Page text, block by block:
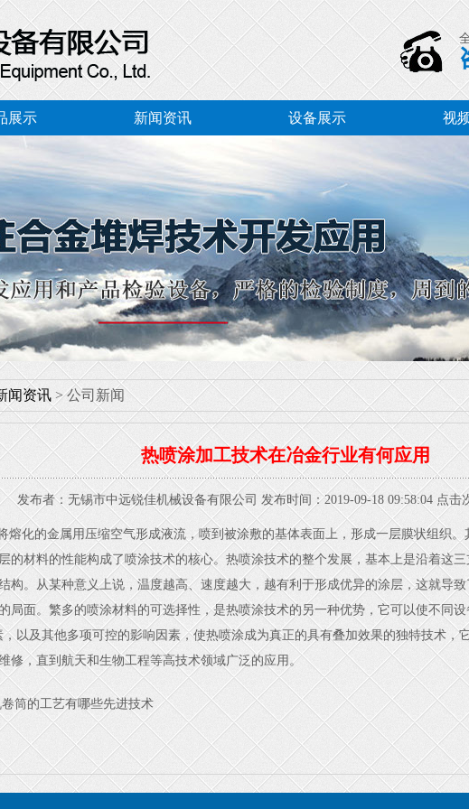
展示 新闻资讯 设备展示 视
闻资讯 >公司新闻
热喷涂加工技术在冶金行业有何应用
发布者：无锡市中远锐佳机械设备有限公司发布时间：2019-09-1809:58:04点击
熔化的金属用压缩空气形成液流，喷到被涂敷的基体表面上，形成一层膜状组织
的材料的性能构成了喷涂技术的核心。热喷涂技术的整个发展，基本上是沿着这
构。从某种意义上说，温度越高、速度越大，越有利于形成优异的涂层，这就导
局面。繁多的喷涂材料的可选择性，是热喷涂技术的另一种优势，它可以使不同
，以及其他多项可控的影响因素，使热喷涂成为真正的具有叠加效果的独特技术，
修，直到航天和生物工程等高技术领域广泛的应用。
筒的工艺有哪些先进技术